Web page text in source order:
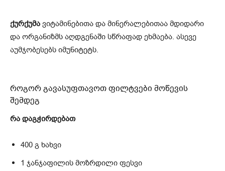
ქურქუმა ვიტამინებითა და მინერალებითაა მდიდარი
და ორგანიზმს აღდგენაში სწრაფად ეხმაება. ასევე
აუმჯობესებს იმუნიტეტს.
როგორ გავასუფთავოთ ფილტვები მოწევის
შემდეგ
რა დაგჭირდებათ
400 გ ხახვი
1 ჯანჯაფილის მოზრდილი ფესვი